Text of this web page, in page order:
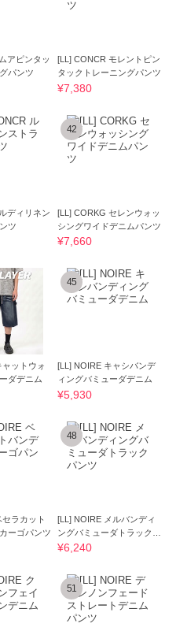
アピンタッ
パンツ
[LL] CONCR モレントピン
タックトレーニングパンツ
¥7,380
ディリネン
ツ
42
[LL] CORKG セレンウォッ
シングワイドデニムパンツ
¥7,660
ットウォ
ダデニム
45
[LL] NOIRE キャシバンデ
ィングバミューダデニム
¥5,930
ラカット
ーゴパンツ
48
[LL] NOIRE メルバンディ
ングバミューダトラックパ
ンツ
¥6,240
51